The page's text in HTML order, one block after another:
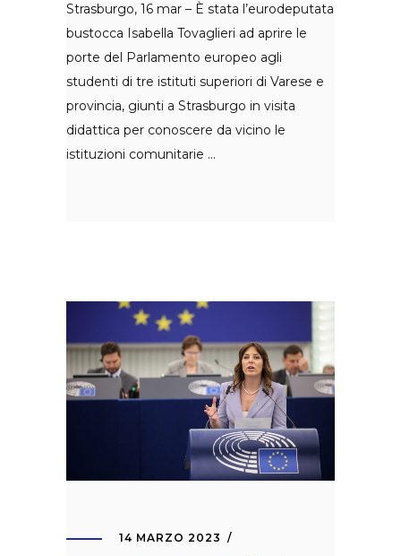
Strasburgo, 16 mar – È stata l’eurodeputata
bustocca Isabella Tovaglieri ad aprire le
porte del Parlamento europeo agli
studenti di tre istituti superiori di Varese e
provincia, giunti a Strasburgo in visita
didattica per conoscere da vicino le
istituzioni comunitarie
14 MARZO 2023